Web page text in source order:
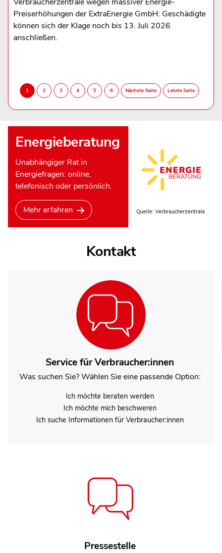
Preiserhöhungen der ExtraEnergie GmbH: Geschädigte
können sich der Klage noch bis 13. Juli 2026
anschließen.
Energieberatung
Unabhängiger Rat in
Energiefragen: online,
telefonisch oder persönlich.
Mehr erfahren Quelle: Verbraucherzentrale
Kontakt
Service für Verbraucher:innen
Was suchen Sie? Wählen Sie eine passende Option:
Ich möchte beraten werden
Ich möchte mich beschweren
Ich suche Informationen für Verbraucher:innen
Pressestelle
Henning Herbst